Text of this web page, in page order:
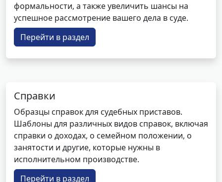
формальности, а также увеличить шансы на
успешное рассмотрение вашего дела в суде.
Перейти в раздел
Справки
Образцы справок для судебных приставов.
Шаблоны для различных видов справок, включая
справки о доходах, о семейном положении, о
занятости и другие, которые нужны в
исполнительном производстве.
Перейти в раздел